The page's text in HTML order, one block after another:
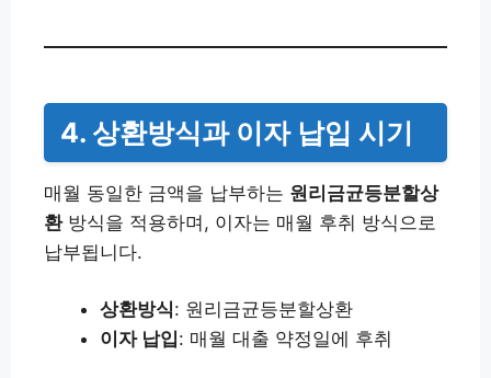
4. 상환방식과 이자 납입 시기
매월 동일한 금액을 납부하는 원리금균등분할상
환방식을 적용하며, 이자는 매월 후취 방식으로
납부됩니다.
상환방식: 원리금균등분할상환
이자 납입: 매월 대출 약정일에 후취